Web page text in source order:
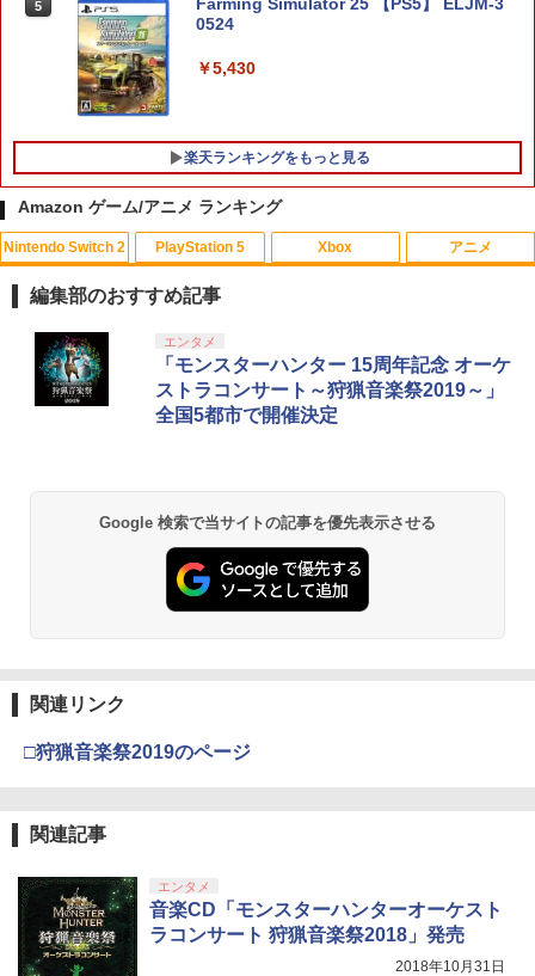
￥3,938
5
Farming Simulator 25 【PS5】 ELJM-3
0524
￥5,430
楽天ランキングをもっと見る
1
【中古】 この世界の片隅に ブックレッ
ト付 / 片渕須直 / バンダイビジュアル [Bl
u-ray]【メール便送料無料】【最短翌日
￥1,243
師走ゆき ]
￥8,580
5
【楽天ブックス限定連動購入特典+楽天
Amazon ゲーム/アニメ ランキング
Nintendo Switch 2
スプラトゥーン レイダース|オンライン
コード版
￥5,832
スプラトゥーン レイダース -Switch2
4
￥9,000
PlayStation 5
PlayStation 5 デジタル・エディション
日本語専用 Console Language: Japan
ese only (CFI-2200B01)
￥55,000
Beast of Reincarnation -PS5 【特典】
プロダクトコード 封入
￥7,286
￥11,849
4
￥10,737
Xbox
【純正品】Xbox ワイヤレス コントロー
ラー + USB-C® ケーブル
￥8,300
Xbox プリペイドカード 5,000円 デジタ
ルコード 【旧 Xbox ギフトカード】 [オ
ンラインコード]
￥5,000
￥2,618
アニメ
【Amazon.co.jp限定】劇場版モノノ怪
第三章 蛇神 (Amazon.co.jp限定オリジ
ナル三方背収納ケース付きコレクション)
(オリジナル特典:オリジナル巾着＋メー
カー特典:【坤と離】二振りの剣、十翼よ
￥10,780
劇場版「鬼滅の刃」無限城編 第一章 猗
窩座再来 通常版 [Blu-ray]
劇場版「鬼滅の刃」無限城編 第一章 猗
4
劇場版「鬼滅の刃」無限城編 第一章 猗
編集部のおすすめ記事
エンタメ
「モンスターハンター 15周年記念 オーケ
ストラコンサート～狩猟音楽祭2019～」
全国5都市で開催決定
Google 検索で当サイトの記事を優先表示させる
関連リンク
□狩猟音楽祭2019のページ
関連記事
エンタメ
音楽CD「モンスターハンターオーケスト
ラコンサート 狩猟音楽祭2018」発売
2018年10月31日